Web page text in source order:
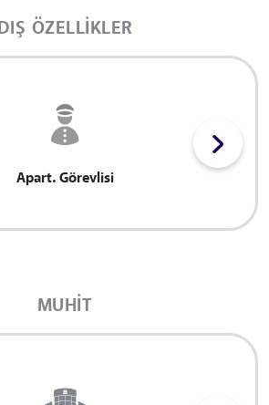
DIŞ ÖZELLIKLER
Apart. Görevlisi
MUHIT